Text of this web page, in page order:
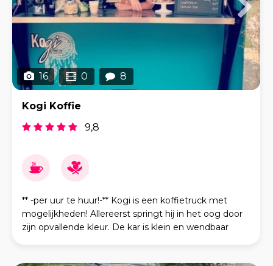
16 0 8
Kogi Koffie
9,8
** -per uur te huur!-** Kogi is een koffietruck met
mogelijkheden! Allereerst springt hij in het oog door
zijn opvallende kleur. De kar is klein en wendbaar